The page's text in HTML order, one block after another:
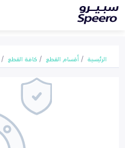
الرئيسية أقسام القطع كافة القطع